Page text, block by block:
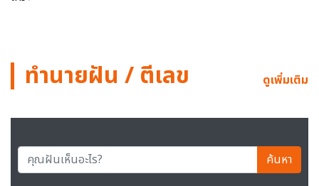
ทำนายฝัน / ตีเลข ดูเพิ่มเติม
ค้นหา